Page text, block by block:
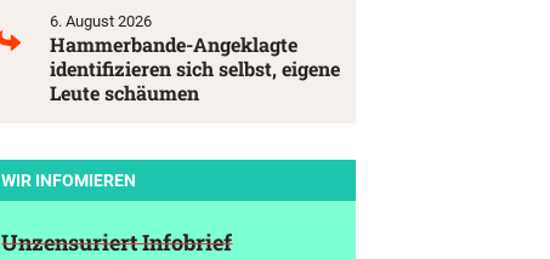
6. August 2026
Hammerbande-Angeklagte
identifizieren sich selbst, eigene
Leute schäumen
WIR INFOMIEREN
Unzensuriert Infobrief